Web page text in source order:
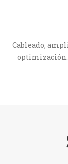
Cableado,
optimización.